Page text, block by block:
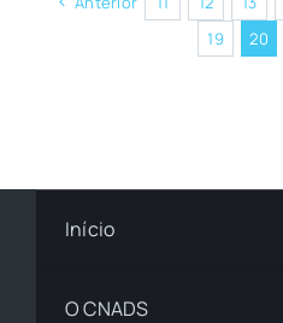
19
20
Início
O CNADS